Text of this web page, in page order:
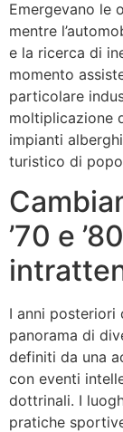
Emergevano le
mentre
e la ricerca di
momento
particolare
moltiplicazione
impianti
turistico di
’70 e
I anni posteriori
panorama di
definiti da una
con eventi
dottrinali. I
pratiche